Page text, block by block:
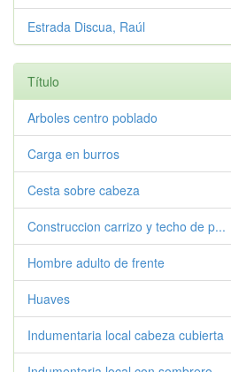
Estrada Discua, Raúl
Título
Arboles centro poblado
Carga en burros
Cesta sobre cabeza
Construccion carrizo y techo de p...
Hombre adulto de frente
Huaves
Indumentaria local cabeza cubierta